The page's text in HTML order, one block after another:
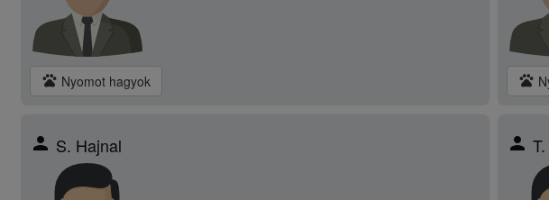
pets Nyomot hagyok pets
person S. Hajnal person